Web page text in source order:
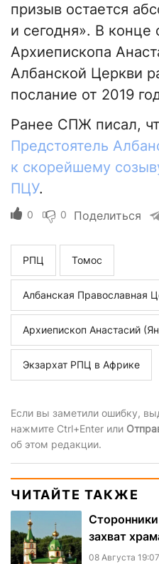
призыв остается
и сегодня». В конце
Архиепископа
Албанской Церкви
послание от 2019
Ранее СПЖ писал,
Предстоятель
к скорейшему
ПЦУ.
0 0 Поделиться
РПЦ Томос
Албанская Православная
Архиепископ Анастасий
Экзархат РПЦ в Африке
Если вы заметили ошибку,
нажмите Ctrl+Enter или
об этом редакции.
ЧИТАЙТЕ ТАКЖЕ
захват
08 Августа 19:07